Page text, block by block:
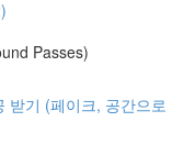
Passes)
받기 (페이크, 공간으로